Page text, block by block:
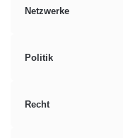
Netzwerke
Politik
Recht